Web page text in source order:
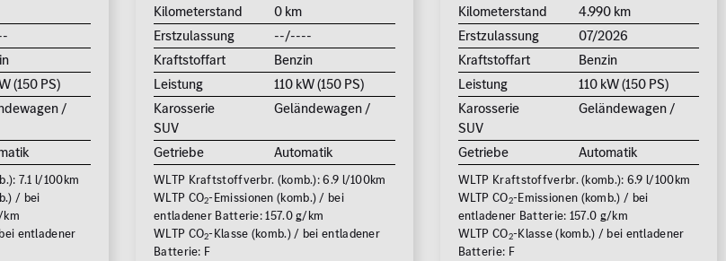
(150 PS)
/
7.1 l/100km
/ bei
entladener
Kilometerstand
0 km
Erstzulassung
--/----
Kraftstoffart
Benzin
Leistung
110 kW (150 PS)
Karosserie
Geländewagen /
SUV
Getriebe
Automatik
WLTP Kraftstoffverbr. (komb.): 6.9 l/100km
WLTP CO2-Emissionen (komb.) / bei
entladener Batterie: 157.0 g/km
WLTP CO2-Klasse (komb.) / bei entladener
Batterie: F
Kilometerstand
4.990 km
Erstzulassung
07/2026
Kraftstoffart
Benzin
Leistung
110 kW (150 PS)
Karosserie
Geländewagen /
SUV
Getriebe
Automatik
WLTP Kraftstoffverbr. (komb.): 6.9 l/100km
WLTP CO2-Emissionen (komb.) / bei
entladener Batterie: 157.0 g/km
WLTP CO2-Klasse (komb.) / bei entladener
Batterie: F